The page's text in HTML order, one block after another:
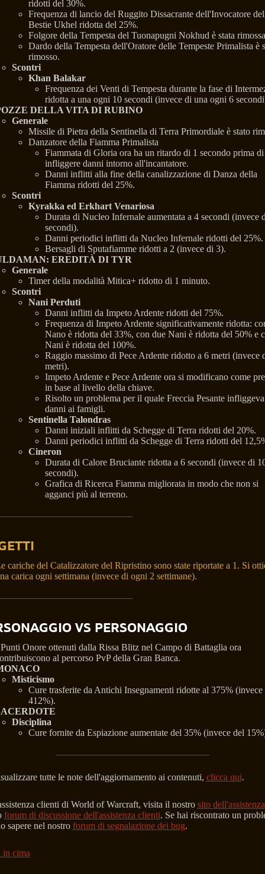
ridotti del 30%.
Frequenza di lancio del Ruggito Dissacrante dell'Invocatore
Bestie Ukhel ridotta del 25%.
Folgore della Tempesta del Tuonapugni Nokhud è stata
Dardo della Tempesta dell'Oratore delle Tempeste Primalista è
rimosso.
Scontri
Khan Balakar
Frequenza dei Venti di Tempesta durante la fase di
ridotta a una ogni 10 secondi (invece di una ogni 6
DELLA VITA DI RUBINO
Generale
Missile di Pietra della Sentinella di Terra Primordiale è stato
Danzatore della Fiamma Primalista
Fiammata di Gloria ora ha un ritardo di 1 secondo prima di
infliggere danni intorno all'incantatore.
Danni inflitti alla fine della canalizzazione di Danza della
Fiamma ridotti del 25%.
Scontri
Kyrakka ed Erkhart Venariosa
Durata di Nucleo Infernale aumentata a 4 secondi (invece
secondi).
Danni periodici inflitti da Nucleo Infernale ridotti del 25%.
Bersagli di Sputafiamme ridotti a 2 (invece di 3).
EREDITÀ DI TYR
Generale
Timer della modalità Mitica+ ridotto di 1 minuto.
Scontri
Nani Perduti
Danni inflitti da Impeto Ardente ridotti del 75%.
Frequenza di Impeto Ardente significativamente ridotta:
Nano è ridotta del 33%, con due Nani è ridotta del 50% e
Nani è ridotta del 100%.
Raggio massimo di Pece Ardente ridotto a 6 metri (invece
metri).
Impeto Ardente e Pece Ardente ora si modificano come
in base al livello della chiave.
Risolto un problema per il quale Freccia Pesante infliggeva
danni ai famigli.
Sentinella Talondras
Danni iniziali inflitti da Schegge di Terra ridotti del 20%.
Danni periodici inflitti da Schegge di Terra ridotti del
Cineron
Durata di Calore Bruciante ridotta a 6 secondi (invece di
secondi).
Grafica di Ricerca Fiamma migliorata in modo che non si
agganci più al terreno.
cariche del Catalizzatore del Ripristino sono state riportate a 1. Si
carica ogni settimana (invece di ogni 2 settimane).
VS PERSONAGGIO
Onore ottenuti dalla Rissa Blitz nel Campo di Battaglia ora
al percorso PvP della Gran Banca.
Misticismo
Cure trasferite da Antichi Insegnamenti ridotte al 375% (invece
412%).
Disciplina
Cure fornite da Espiazione aumentate del 35% (invece del
tutte le note dell'aggiornamento ai contenuti, clicca qui.
clienti di World of Warcraft, visita il nostro sito dell'assistenza
forum di discussione dell'assistenza clienti. Se hai riscontrato un
sapere nel nostro forum di segnalazione dei bug.
in cima